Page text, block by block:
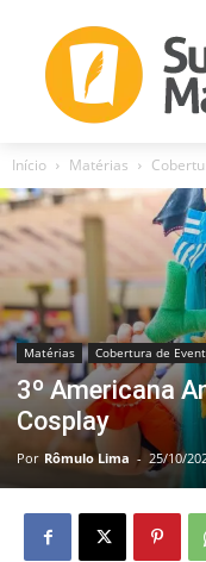
Início Matérias
Matérias Cobertura de
3º Americana
Cosplay
Por Rômulo Lima - 25/10/